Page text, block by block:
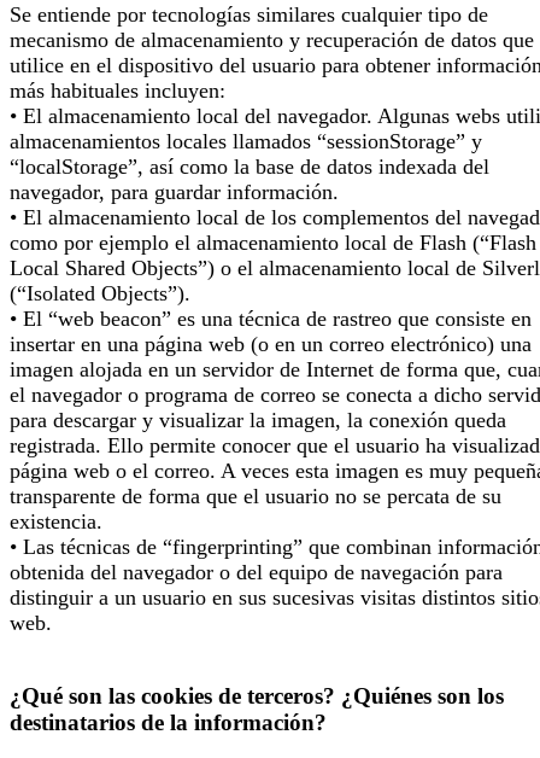
Se entiende por tecnologías similares cualquier tipo de
mecanismo de almacenamiento y recuperación de datos que
utilice en el dispositivo del usuario para obtener
más habituales incluyen:
• El almacenamiento local del navegador. Algunas webs
almacenamientos locales llamados “sessionStorage” y
“localStorage”, así como la base de datos indexada del
navegador, para guardar información.
• El almacenamiento local de los complementos del
como por ejemplo el almacenamiento local de Flash (“Flash
Local Shared Objects”) o el almacenamiento local de
(“Isolated Objects”).
• El “web beacon” es una técnica de rastreo que consiste en
insertar en una página web (o en un correo electrónico) una
imagen alojada en un servidor de Internet de forma que,
el navegador o programa de correo se conecta a dicho
para descargar y visualizar la imagen, la conexión queda
registrada. Ello permite conocer que el usuario ha
página web o el correo. A veces esta imagen es muy
transparente de forma que el usuario no se percata de su
existencia.
• Las técnicas de “fingerprinting” que combinan
obtenida del navegador o del equipo de navegación para
distinguir a un usuario en sus sucesivas visitas distintos
web.
¿Qué son las cookies de terceros? ¿Quiénes son los
destinatarios de la información?